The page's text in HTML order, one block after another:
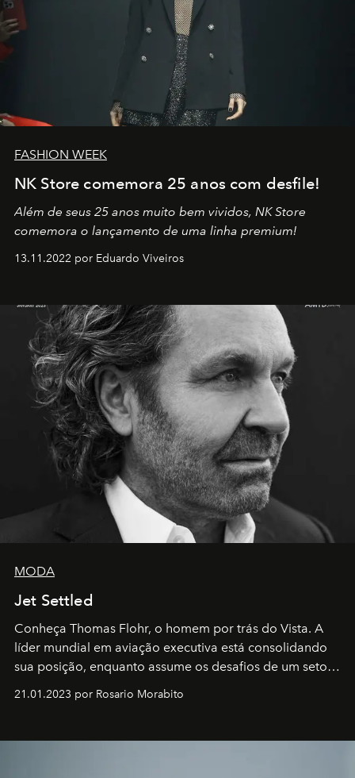
FASHION WEEK
NK Store comemora 25 anos com desfile!
Além de seus 25 anos muito bem vividos, NK Store
comemora o lançamento de uma linha premium!
13.11.2022 por Eduardo Viveiros
MODA
Jet Settled
Conheça Thomas Flohr, o homem por trás do Vista. A
líder mundial em aviação executiva está consolidando
sua posição, enquanto assume os desafios de um setor
21.01.2023 por Rosario Morabito